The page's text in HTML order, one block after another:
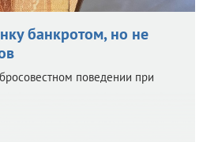
банкротом, но не
поведении при